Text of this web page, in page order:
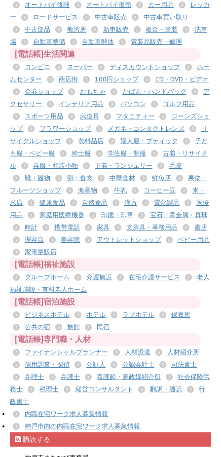
オートバイ修理 オートバイ販売 カー用品
レッカ
ー
ロードサービス 中古車販売
中古車買い取り
中古部品
教習所 新車販売 板金・塗装
洗車
場
自動車整備 自動車解体 電装品販売・修理
[電話帳]生活関連
コンビニ スーパー ディスカウントショップ
ホー
ムセンター
商店街 100円ショップ
CD・DVD・ビデオ
金券ショップ
おもちゃ かばん・ハンドバッグ
ア
クセサリー
インテリア用品 パソコン
ゴルフ用品
スポーツ用品
武道具 マタニティー
ジーンズショ
ップ
フラワーショップ メガネ・コンタクトレンズ
リ
サイクルショップ
衣料品店 婦人服・ブティック
子ど
も服・ベビー服
紳士服 学生服・制服
古着・リサイク
ル
呉服・和装小物 下着・ランジェリー
毛皮
靴・履物
卵・食肉 中華食材 鮮魚店
果物・
フルーツショップ
海産物 牛乳 コーヒー豆
米・
米店
健康食品 自然食品 漢方 電化製品
医療
用品
家庭用医療機器 印鑑・印章
宝石・貴金属・真珠
時計
携帯電話 家具 文房具・事務用品
書店
理容店
美容院 アウトレットショップ
ベビー用品
家電量販店
[電話帳]福祉施設
グループホーム 介護施設 在宅介護サービス
老人
福祉施設・有料老人ホーム
[電話帳]宿泊施設
ビジネスホテル ホテル ラブホテル
保養所
公共の宿
旅館 民宿
[電話帳]専門職・人材
ファイナンシャルプランナー 人材派遣
人材紹介所
信用調査・探偵
公証人 公認会計士
司法書士
弁理士
弁護士 看護師・家政婦紹介所
社会保険労
務士
税理士 経営コンサルタント 翻訳・通訳
行
政書士
内職在宅ワーク求人募集情報
神戸市内の内職在宅ワーク求人募集情報
購読する